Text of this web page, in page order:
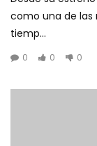
como una de las
tiemp...
0 0 0